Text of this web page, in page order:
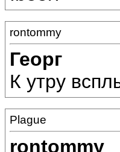
rontommy
Георг
К утру
Plague
rontommy